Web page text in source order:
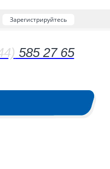
Зарегистрируйтесь
585 27 65